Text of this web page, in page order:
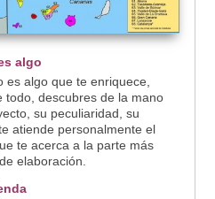
algo
algo que te enriquece,
todo, descubres de la mano
su peculiaridad, su
atiende personalmente el
te acerca a la parte más
elaboración.